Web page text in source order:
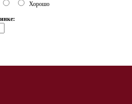
Хорошо